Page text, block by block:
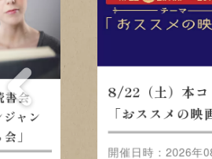
ン
8/22（土）本コミ
Vol.321 テーマ「
映画をみんなで語